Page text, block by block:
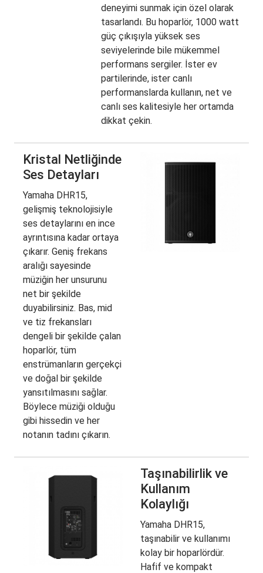
deneyimi sunmak için özel olarak
tasarlandı. Bu hoparlör, 1000 watt
güç çıkışıyla yüksek ses
seviyelerinde bile mükemmel
performans sergiler. İster ev
partilerinde, ister canlı
performanslarda kullanın, net ve
canlı ses kalitesiyle her ortamda
dikkat çekin.
Kristal Netliğinde
Ses Detayları
Yamaha DHR15,
gelişmiş teknolojisiyle
ses detaylarını en ince
ayrıntısına kadar ortaya
çıkarır. Geniş frekans
aralığı sayesinde
müziğin her unsurunu
net bir şekilde
duyabilirsiniz. Bas, mid
ve tiz frekansları
dengeli bir şekilde çalan
hoparlör, tüm
enstrümanların gerçekçi
ve doğal bir şekilde
yansıtılmasını sağlar.
Böylece müziği olduğu
gibi hissedin ve her
notanın tadını çıkarın.
Taşınabilirlik ve
Kullanım
Kolaylığı
Yamaha DHR15,
taşınabilir ve kullanımı
kolay bir hoparlördür.
Hafif ve kompakt